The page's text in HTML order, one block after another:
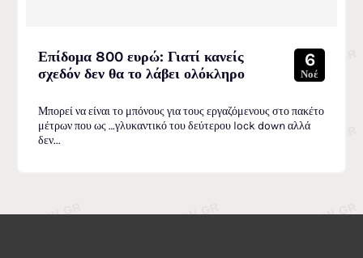
Επίδομα 800 ευρώ: Γιατί κανείς
σχεδόν δεν θα το λάβει ολόκληρο
6
Νοέ
Μπορεί να είναι το μπόνους για τους εργαζόμενους στο πακέτο
μέτρων που ως …γλυκαντικό του δεύτερου lock down αλλά
δεν...